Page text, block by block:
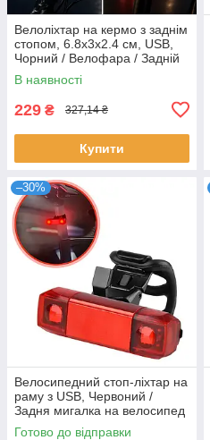
Велоліхтар на кермо з заднім
стопом, 6.8х3х2.4 см, USB,
Чорний / Велофара / Задній
ліхтар на велосипед /
Велосипедний ліхтар
В наявності
229 ₴ 327,14 ₴
Купити
–30%
Велосипедний стоп-ліхтар на
раму з USB, Червоний /
Задня мигалка на велосипед
/ Велосипедна велофара
Готово до відправки